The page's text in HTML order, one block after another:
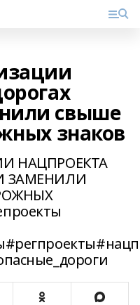
свыше
знаков
НАЦПРОЕКТА
ЗАМЕНИЛИ